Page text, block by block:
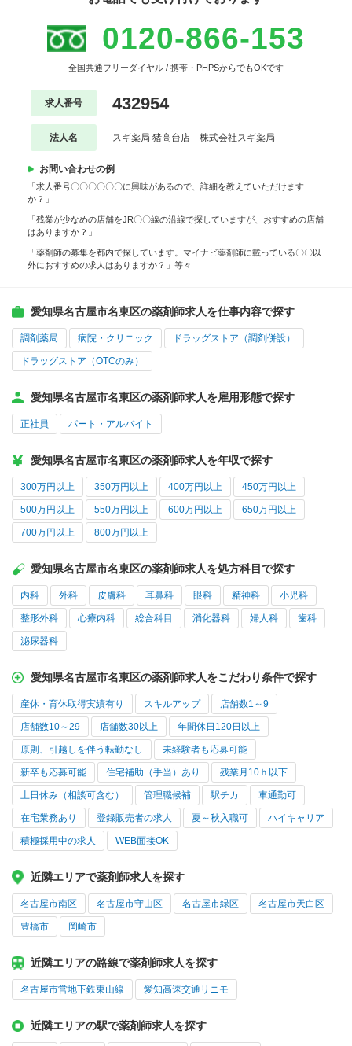
0120-866-153
全国共通フリーダイヤル / 携帯・PHPSからでもOKです
求人番号 432954
法人名 スギ薬局 猪高台店 株式会社スギ薬局
お問い合わせの例
「求人番号〇〇〇〇〇〇に興味があるので、詳細を教えていただけます
か？」
「残業が少なめの店舗をJR〇〇線の沿線で探していますが、おすすめの店舗
はありますか？」
「薬剤師の募集を都内で探しています。マイナビ薬剤師に載っている〇〇以
外におすすめの求人はありますか？」等々
愛知県名古屋市名東区の薬剤師求人を仕事内容で探す
調剤薬局 病院・クリニック ドラッグストア（調剤併設）
ドラッグストア（OTCのみ）
愛知県名古屋市名東区の薬剤師求人を雇用形態で探す
正社員 パート・アルバイト
愛知県名古屋市名東区の薬剤師求人を年収で探す
300万円以上 350万円以上 400万円以上 450万円以上
500万円以上 550万円以上 600万円以上 650万円以上
700万円以上 800万円以上
愛知県名古屋市名東区の薬剤師求人を処方科目で探す
内科 外科 皮膚科 耳鼻科 眼科 精神科 小児科
整形外科 心療内科 総合科目 消化器科 婦人科 歯科
泌尿器科
愛知県名古屋市名東区の薬剤師求人をこだわり条件で探す
産休・育休取得実績有り スキルアップ 店舗数1～9
店舗数10～29 店舗数30以上 年間休日120日以上
原則、引越しを伴う転勤なし 未経験者も応募可能
新卒も応募可能 住宅補助（手当）あり 残業月10ｈ以下
土日休み（相談可含む） 管理職候補 駅チカ 車通勤可
在宅業務あり 登録販売者の求人 夏～秋入職可 ハイキャリア
積極採用中の求人 WEB面接OK
近隣エリアで薬剤師求人を探す
名古屋市南区 名古屋市守山区 名古屋市緑区 名古屋市天白区
豊橋市 岡崎市
近隣エリアの路線で薬剤師求人を探す
名古屋市営地下鉄東山線 愛知高速交通リニモ
近隣エリアの駅で薬剤師求人を探す